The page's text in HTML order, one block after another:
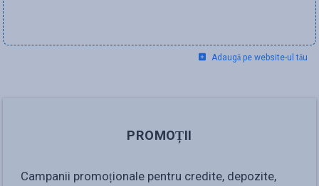
Adaugă pe website-ul tău
PROMOȚII
Campanii promoționale pentru credite, depozite,